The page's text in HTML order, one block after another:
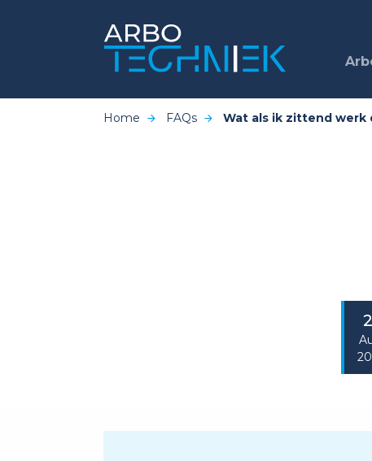
Home FAQs Wat als ik zittend werk